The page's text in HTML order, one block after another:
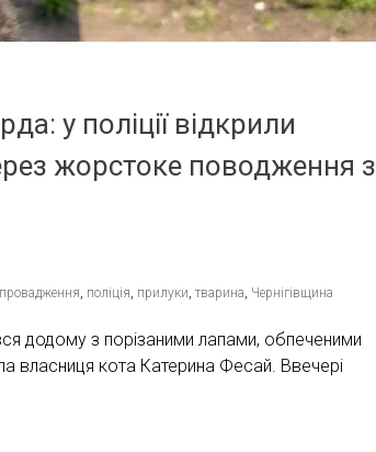
у поліції відкрили
жорстоке поводження з
поліція прилуки тварина Чернігівщина
додому з порізаними лапами, обпеченими
власниця кота Катерина Фесай. Ввечері